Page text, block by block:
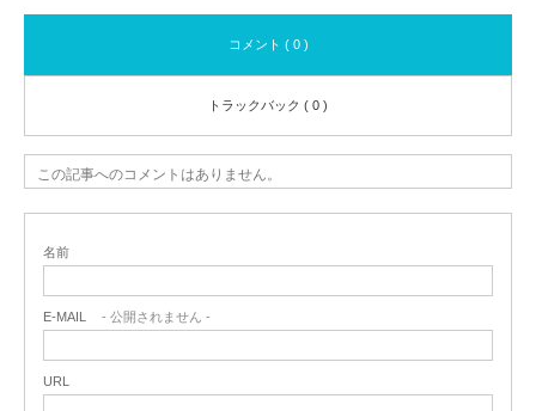
コメント ( 0 )
トラックバック ( 0 )
この記事へのコメントはありません。
名前
E-MAIL - 公開されません -
URL